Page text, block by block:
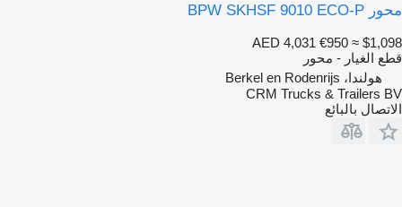
محور BPW SKHSF 9010 ECO-P
AED 4,031 €950 ≈ $1,098
قطع الغيار - محور
هولندا، Berkel en Rodenrijs
CRM Trucks & Trailers BV
الاتصال بالبائع